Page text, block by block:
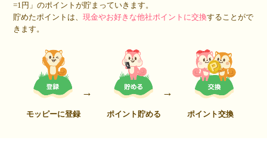
=1円」のポイントが貯まっていきます。
貯めたポイントは、現金やお好きな他社ポイントに交換することがで
きます。
モッピーに登録 ポイント貯める ポイント交換